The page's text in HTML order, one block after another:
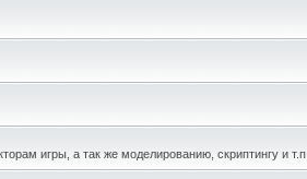
игры, а так же моделированию, скриптингу и т.п.